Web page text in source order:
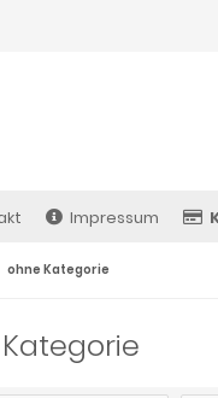
Impressum
ohne Kategorie